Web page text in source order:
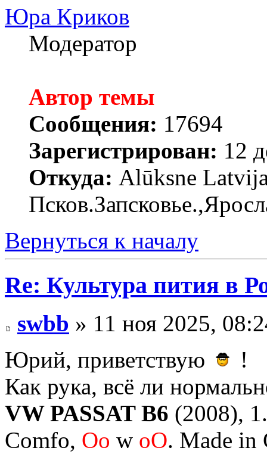
Юра Криков
Модератор
Автор темы
Сообщения: 17694
Зарегистрирован: 12
Откуда: Alūksne
Вернуться к началу
Re: Культура пития в
swbb » 11 ноя 2025,
Юрий, приветствую
!
Как рука, всё ли
VW PASSAT B6 (2008),
Comfo, Oo w oO. Made in